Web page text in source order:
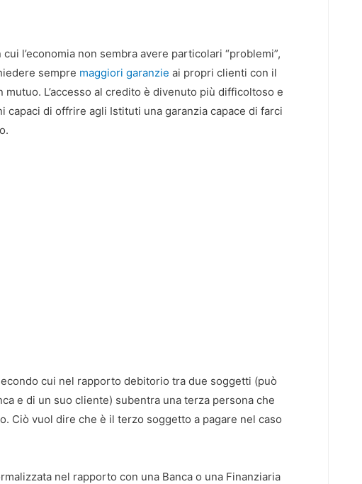
l’economia non sembra avere particolari “problemi”,
sempre maggiori garanzie ai propri clienti con il
L’accesso al credito è divenuto più difficoltoso e
capaci di offrire agli Istituti una garanzia capace di farci
cui nel rapporto debitorio tra due soggetti (può
e di un suo cliente) subentra una terza persona che
Ciò vuol dire che è il terzo soggetto a pagare nel caso
nel rapporto con una Banca o una Finanziaria